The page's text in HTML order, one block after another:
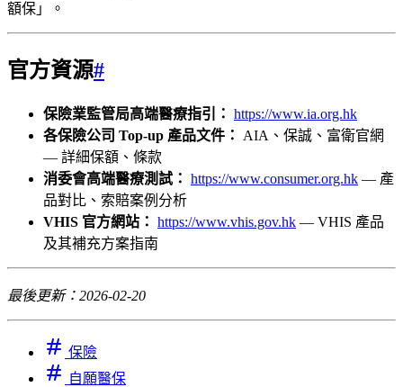
額保」。
官方資源#
保險業監管局高端醫療指引： https://www.ia.org.hk
各保險公司 Top-up 產品文件：
AIA、保誠、富衛官網
— 詳細保額、條款
消委會高端醫療測試： https://www.consumer.org.hk — 產
品對比、索賠案例分析
VHIS 官方網站： https://www.vhis.gov.hk — VHIS 產品
及其補充方案指南
最後更新：2026-02-20
保險
自願醫保